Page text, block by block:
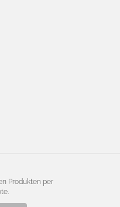
Produkten per